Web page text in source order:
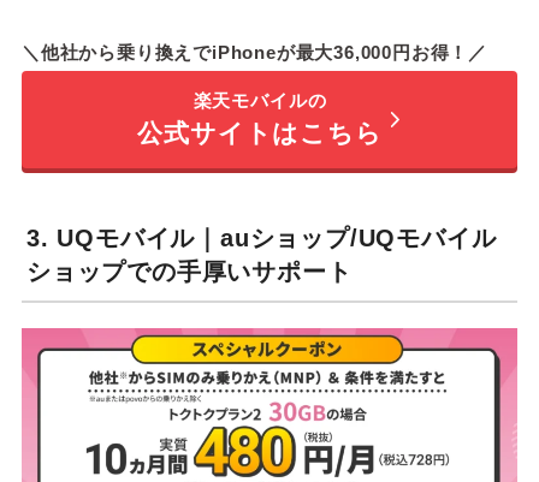
＼他社から乗り換えでiPhoneが最大36,000円お得！／
楽天モバイルの
公式サイトはこちら
3. UQモバイル｜auショップ/UQモバイル
ショップでの手厚いサポート